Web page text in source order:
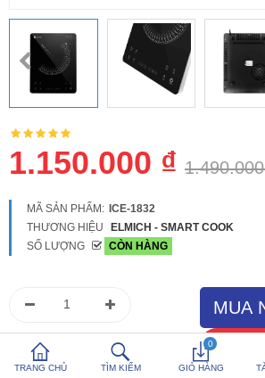
So sánh Yêu thích (0)
Hotline: 0816 505 655
Tải App SanHangRe nhận Quà
TRANG CHỦ TÌM KIẾM
0
GIỎ HÀNG
1.150.000 ₫
MÃ SẢN PHẨM: ICE-1832
THƯƠNG HIỆU
ELMICH - SMART COOK
SỐ LƯỢNG
CÒN HÀNG